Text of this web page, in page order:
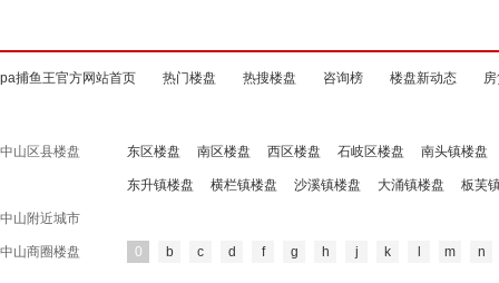
pa捕鱼王官方网站首页 热门楼盘 热搜楼盘 咨询榜 楼盘新动态
中山区县楼盘 东区楼盘 南区楼盘 西区楼盘 石岐区楼盘 南头镇楼盘
东升镇楼盘 横栏镇楼盘 沙溪镇楼盘 大涌镇楼盘 板芙
中山附近城市
中山商圈楼盘 0 b c d f g h j k m n